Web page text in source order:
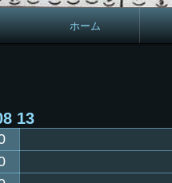
ホーム
13